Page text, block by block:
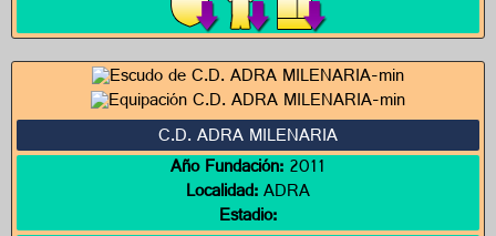
C.D. ADRA MILENARIA
Año Fundación:2011
Localidad:ADRA
Estadio: